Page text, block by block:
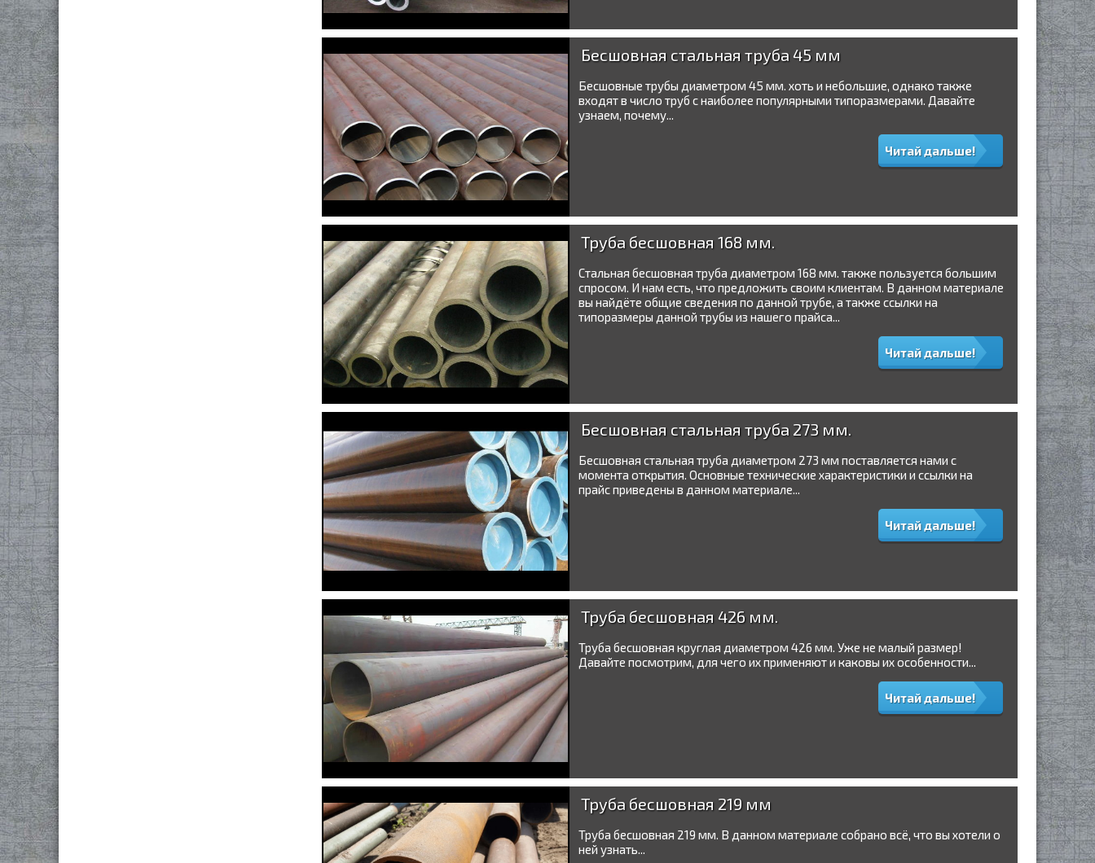
Бесшовная стальная труба 45 мм
Бесшовные трубы диаметром 45 мм. хоть и небольшие, однако также
входят в число труб с наиболее популярными типоразмерами. Давайте
узнаем, почему...
Читай дальше!
Труба бесшовная 168 мм.
Стальная бесшовная труба диаметром 168 мм. также пользуется большим
спросом. И нам есть, что предложить своим клиентам. В данном материале
вы найдёте общие сведения по данной трубе, а также ссылки на
типоразмеры данной трубы из нашего прайса...
Читай дальше!
Бесшовная стальная труба 273 мм.
Бесшовная стальная труба диаметром 273 мм поставляется нами с
момента открытия. Основные технические характеристики и ссылки на
прайс приведены в данном материале...
Читай дальше!
Труба бесшовная 426 мм.
Труба бесшовная круглая диаметром 426 мм. Уже не малый размер!
Давайте посмотрим, для чего их применяют и каковы их особенности...
Читай дальше!
Труба бесшовная 219 мм
Труба бесшовная 219 мм. В данном материале собрано всё, что вы хотели о
ней узнать...